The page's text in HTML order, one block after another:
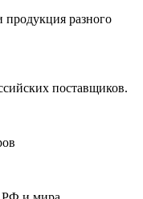
разного
поставщиков.